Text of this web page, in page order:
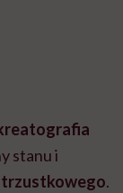
stanu i
trzustkowego.